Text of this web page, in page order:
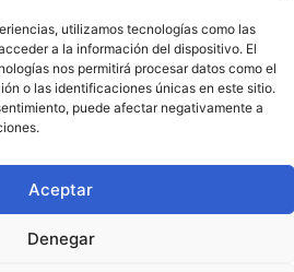
utilizamos tecnologías como las
a la información del dispositivo. El
nos permitirá procesar datos como el
o las identificaciones únicas en este sitio.
puede afectar negativamente a
Aceptar
Denegar